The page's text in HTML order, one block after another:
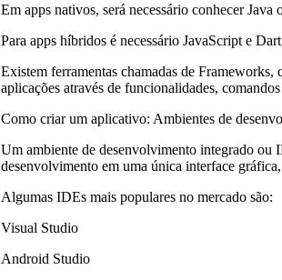
Em apps nativos, será necessário conhecer
Para apps híbridos é necessário JavaScript e
Existem ferramentas chamadas de
aplicações através de funcionalidades,
Como criar um aplicativo: Ambientes de
Um ambiente de desenvolvimento integrado ou
desenvolvimento em uma única interface
Algumas IDEs mais populares no mercado são:
Visual Studio
Android Studio